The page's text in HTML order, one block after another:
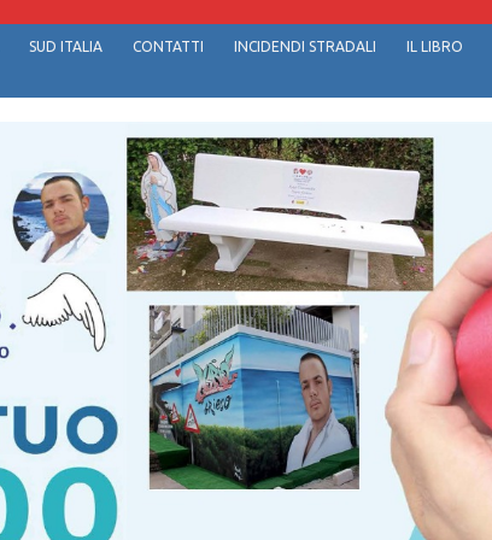
SUD ITALIA CONTATTI INCIDENDI STRADALI IL LIBRO